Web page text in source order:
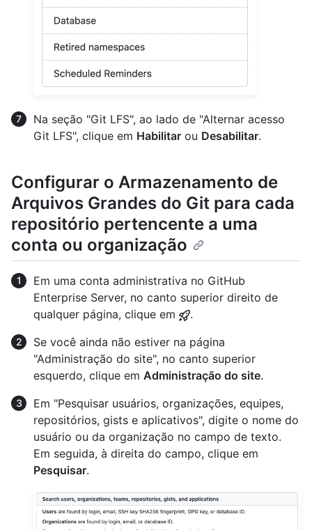
Na seção "Git LFS", ao lado de "Alternar acesso
Git LFS", clique em Habilitar ou Desabilitar.
Configurar o Armazenamento de
Arquivos Grandes do Git para cada
repositório pertencente a uma
conta ou organização
Em uma conta administrativa no GitHub
Enterprise Server, no canto superior direito de
qualquer página, clique em
.
Se você ainda não estiver na página
"Administração do site", no canto superior
esquerdo, clique em Administração do site.
Em "Pesquisar usuários, organizações, equipes,
repositórios, gists e aplicativos", digite o nome do
usuário ou da organização no campo de texto.
Em seguida, à direita do campo, clique em
Pesquisar.